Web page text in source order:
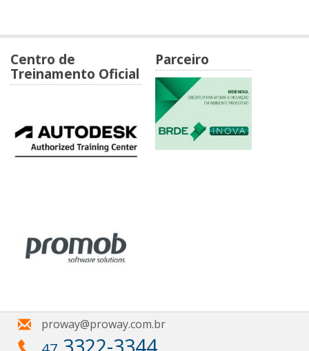
Centro de
Treinamento Oficial
Parceiro
proway@proway.com.br